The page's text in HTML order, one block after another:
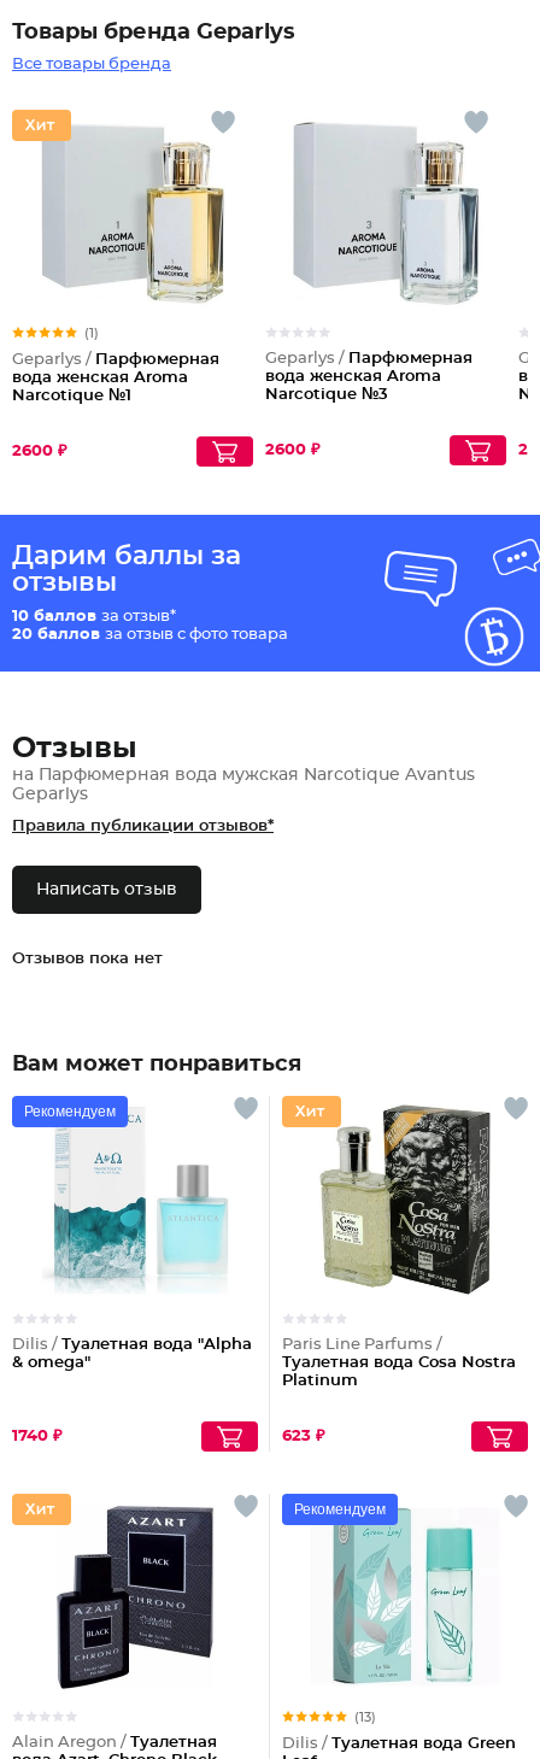
Товары бренда Geparlys
Все товары бренда
(1)
Geparlys / Парфюмерная
вода женская Aroma
Narcotique №1
2600 ₽
Geparlys / Парфюмерная
вода женская Aroma
Narcotique №3
2600 ₽
Дарим баллы за
отзывы
10 баллов за отзыв*
20 баллов за отзыв с фото товара
Отзывы
на Парфюмерная вода мужская Narcotique Avantus
Geparlys
Правила публикации отзывов*
Написать отзыв
Отзывов пока нет
Вам может понравиться
Рекомендуем
Dilis / Туалетная вода "Alpha
& omega"
1740 ₽
Paris Line Parfums /
Туалетная вода Cosa Nostra
Platinum
623 ₽
Alain Aregon / Туалетная
Рекомендуем
(13)
Dilis / Туалетная вода Green